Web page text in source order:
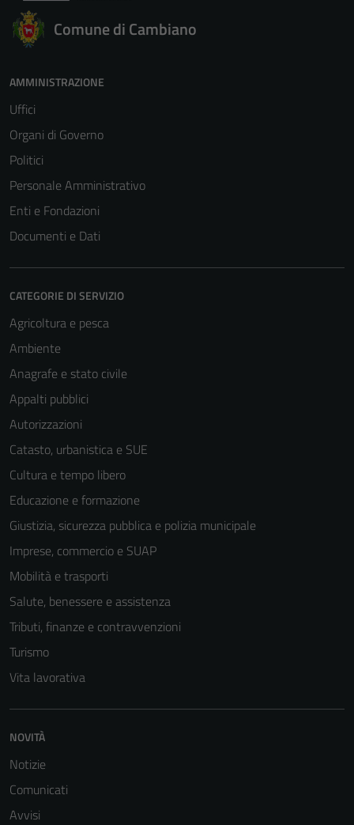
Comune di Cambiano
AMMINISTRAZIONE
Uffici
Organi di Governo
Politici
Personale Amministrativo
Enti e Fondazioni
Documenti e Dati
CATEGORIE DI SERVIZIO
Agricoltura e pesca
Ambiente
Anagrafe e stato civile
Appalti pubblici
Autorizzazioni
Catasto, urbanistica e SUE
Cultura e tempo libero
Educazione e formazione
Giustizia, sicurezza pubblica e polizia municipale
Imprese, commercio e SUAP
Mobilità e trasporti
Salute, benessere e assistenza
Tributi, finanze e contravvenzioni
Turismo
Vita lavorativa
NOVITÀ
Notizie
Comunicati
Avvisi